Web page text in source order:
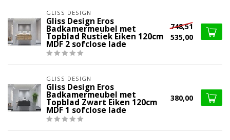
GLISS DESIGN
Gliss Design Eros
Badkamermeubel met
Topblad Rustiek Eiken 120cm
MDF 2 sofclose lade
748,51
535,00
GLISS DESIGN
Gliss Design Eros
Badkamermeubel met
Topblad Zwart Eiken 120cm
MDF 1 sofclose lade
380,00